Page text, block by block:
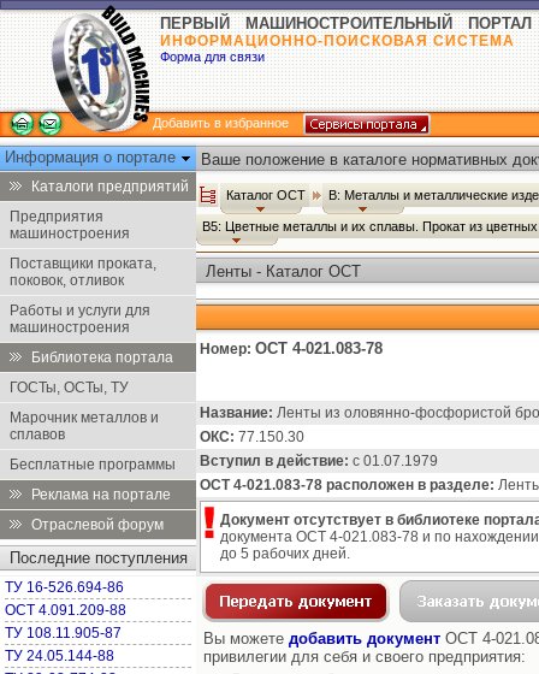
ПЕРВЫЙ МАШИНОСТРОИТЕЛЬНЫЙ ПОРТАЛ
ИНФОРМАЦИОННО-ПОИСКОВАЯ СИСТЕМА
Форма для связи
Добавить в избранное
Информация о портале
Каталоги предприятий
Предприятия
машиностроения
Поставщики проката,
поковок, отливок
Работы и услуги для
машиностроения
Библиотека портала
ГОСТы, ОСТы, ТУ
Марочник металлов и
сплавов
Бесплатные программы
Реклама на портале
Отраслевой форум
Последние поступления
ТУ 16-526.694-86
ОСТ 4.091.209-88
ТУ 108.11.905-87
ТУ 24.05.144-88
Ваше положение в каталоге нормативных
Каталог ОСТ В: Металлы и металлические
В5: Цветные металлы и их сплавы. Прокат из
Ленты - Каталог ОСТ
Номер: ОСТ 4-021.083-78
Название: Ленты из оловянно-фосфористой
ОКС: 77.150.30
Вступил в действие: с 01.07.1979
ОСТ 4-021.083-78 расположен в разделе:
Документ отсутствует в библиотеке
документа ОСТ 4-021.083-78 и по
до 5 рабочих дней.
Вы можете добавить документ ОСТ 4-
привилегии для себя и своего предприятия: